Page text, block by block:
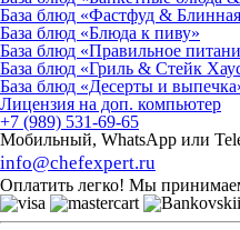
База блюд «Фастфуд &
База блюд «Блюда к пиву»
База блюд «Правильное
База блюд «Гриль & Стейк
База блюд «Десерты и
Лицензия на доп. компьютер
+7 (989) 531-69-65
Мобильный, WhatsApp или
info@chefexpert.ru
Оплатить легко! Мы